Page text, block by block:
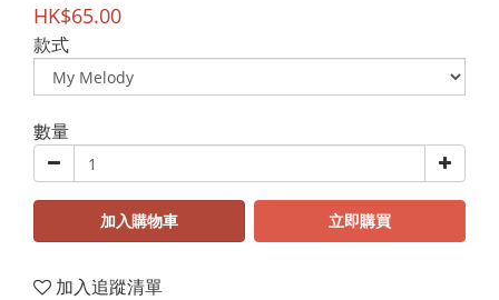
HK$65.00
款式
數量
加入購物車 立即購買
加入追蹤清單